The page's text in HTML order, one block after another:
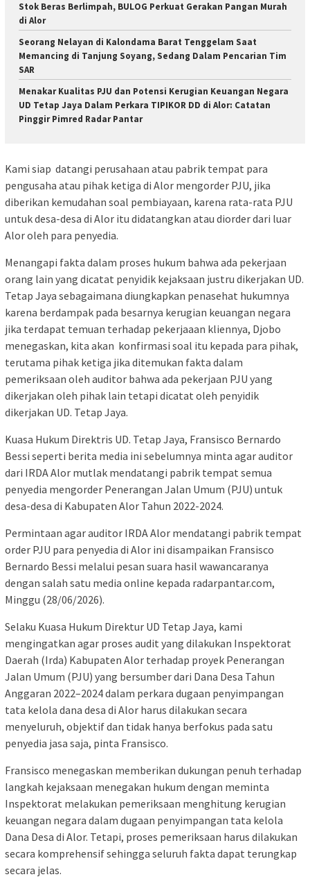
Stok Beras Berlimpah, BULOG Perkuat Gerakan Pangan Murah
di Alor
Seorang Nelayan di Kalondama Barat Tenggelam Saat
Memancing di Tanjung Soyang, Sedang Dalam Pencarian Tim
SAR
Menakar Kualitas PJU dan Potensi Kerugian Keuangan Negara
UD Tetap Jaya Dalam Perkara TIPIKOR DD di Alor: Catatan
Pinggir Pimred Radar Pantar
Kami siap datangi perusahaan atau pabrik tempat para
pengusaha atau pihak ketiga di Alor mengorder PJU, jika
diberikan kemudahan soal pembiayaan, karena rata-rata PJU
untuk desa-desa di Alor itu didatangkan atau diorder dari luar
Alor oleh para penyedia.
Menangapi fakta dalam proses hukum bahwa ada pekerjaan
orang lain yang dicatat penyidik kejaksaan justru dikerjakan UD.
Tetap Jaya sebagaimana diungkapkan penasehat hukumnya
karena berdampak pada besarnya kerugian keuangan negara
jika terdapat temuan terhadap pekerjaaan kliennya, Djobo
menegaskan, kita akan konfirmasi soal itu kepada para pihak,
terutama pihak ketiga jika ditemukan fakta dalam
pemeriksaan oleh auditor bahwa ada pekerjaan PJU yang
dikerjakan oleh pihak lain tetapi dicatat oleh penyidik
dikerjakan UD. Tetap Jaya.
Kuasa Hukum Direktris UD. Tetap Jaya, Fransisco Bernardo
Bessi seperti berita media ini sebelumnya minta agar auditor
dari IRDA Alor mutlak mendatangi pabrik tempat semua
penyedia mengorder Penerangan Jalan Umum (PJU) untuk
desa-desa di Kabupaten Alor Tahun 2022-2024.
Permintaan agar auditor IRDA Alor mendatangi pabrik tempat
order PJU para penyedia di Alor ini disampaikan Fransisco
Bernardo Bessi melalui pesan suara hasil wawancaranya
dengan salah satu media online kepada radarpantar.com,
Minggu (28/06/2026).
Selaku Kuasa Hukum Direktur UD Tetap Jaya, kami
mengingatkan agar proses audit yang dilakukan Inspektorat
Daerah (Irda) Kabupaten Alor terhadap proyek Penerangan
Jalan Umum (PJU) yang bersumber dari Dana Desa Tahun
Anggaran 2022–2024 dalam perkara dugaan penyimpangan
tata kelola dana desa di Alor harus dilakukan secara
menyeluruh, objektif dan tidak hanya berfokus pada satu
penyedia jasa saja, pinta Fransisco.
Fransisco menegaskan memberikan dukungan penuh terhadap
langkah kejaksaan menegakan hukum dengan meminta
Inspektorat melakukan pemeriksaan menghitung kerugian
keuangan negara dalam dugaan penyimpangan tata kelola
Dana Desa di Alor. Tetapi, proses pemeriksaan harus dilakukan
secara komprehensif sehingga seluruh fakta dapat terungkap
secara jelas.